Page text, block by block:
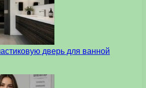
дверь для ванной